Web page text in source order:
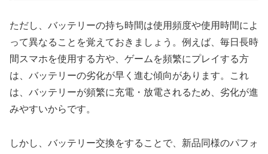
ただし、バッテリーの持ち時間は使用頻度や使用時間によ
って異なることを覚えておきましょう。例えば、毎日長時
間スマホを使用する方や、ゲームを頻繁にプレイする方
は、バッテリーの劣化が早く進む傾向があります。これ
は、バッテリーが頻繁に充電・放電されるため、劣化が進
みやすいからです。
しかし、バッテリー交換をすることで、新品同様のパフォ